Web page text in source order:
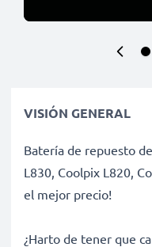
VISIÓN GENERAL
Batería de repuesto
L830, Coolpix L820,
el mejor precio!
¿Harto de tener que